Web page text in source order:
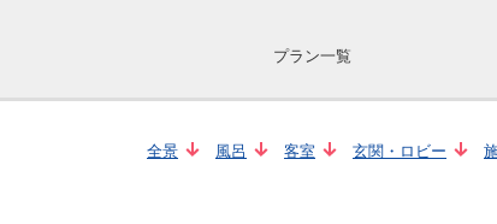
プラン一覧
全景 風呂 客室 玄関・ロビー